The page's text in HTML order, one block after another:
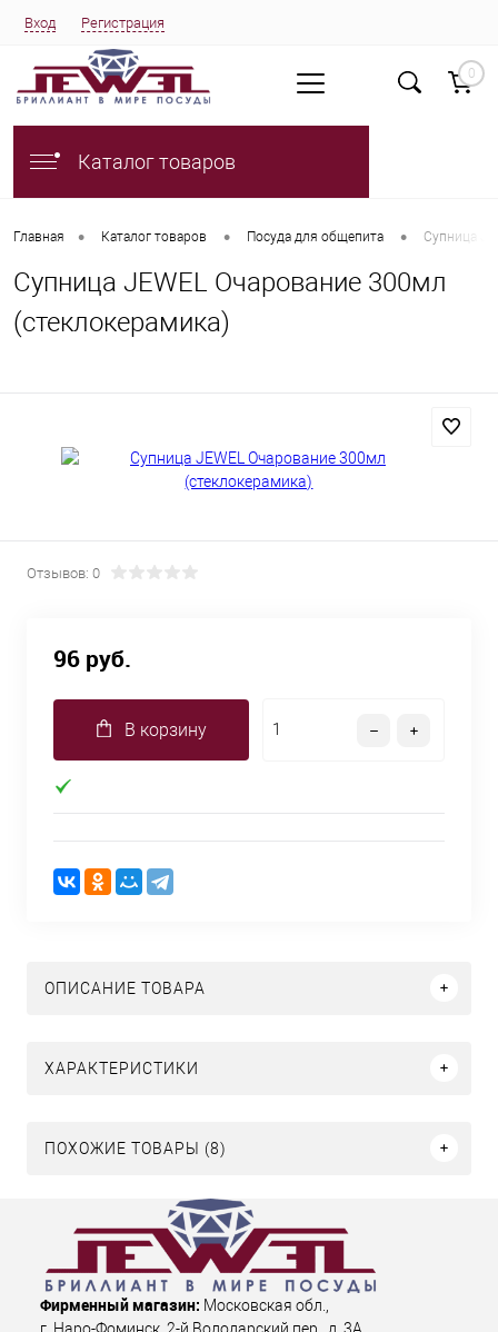
Вход Регистрация
0
Каталог товаров
Главная • Каталог товаров • Посуда для общепита • Супница
Супница JEWEL Очарование 300мл
(стеклокерамика)
Отзывов: 0
96 руб.
В корзину
ОПИСАНИЕ ТОВАРА
ХАРАКТЕРИСТИКИ
ПОХОЖИЕ ТОВАРЫ (8)
Фирменный магазин: Московская обл.,